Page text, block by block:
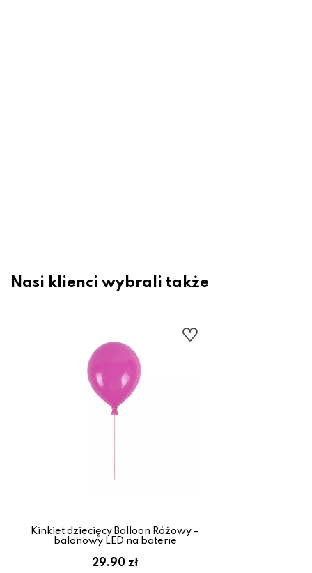
Nasi klienci wybrali także
Kinkiet dziecięcy Balloon Różowy –
balonowy LED na baterie
29.90 zł